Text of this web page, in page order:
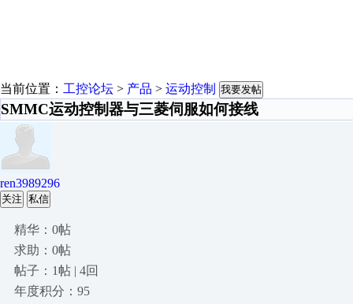
当前位置： 工控论坛 > 产品 > 运动控制 我要发帖
SMMC运动控制器与三菱伺服如何接线
ren3989296
关注 私信
精华：0帖
求助：0帖
帖子：1帖 | 4回
年度积分：95